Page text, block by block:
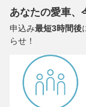
あなたの愛車、
申込み最短3時間後
らせ！